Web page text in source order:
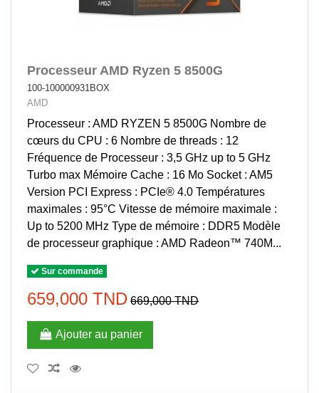
Processeur AMD Ryzen 5 8500G
100-100000931BOX
AMD
Processeur : AMD RYZEN 5 8500G Nombre de
cœurs du CPU : 6 Nombre de threads : 12
Fréquence de Processeur : 3,5 GHz up to 5 GHz
Turbo max Mémoire Cache : 16 Mo Socket : AM5
Version PCI Express : PCIe® 4.0 Températures
maximales : 95°C Vitesse de mémoire maximale :
Up to 5200 MHz Type de mémoire : DDR5 Modèle
de processeur graphique : AMD Radeon™ 740M...
Sur commande
659,000 TND 669,000 TND
Ajouter au panier